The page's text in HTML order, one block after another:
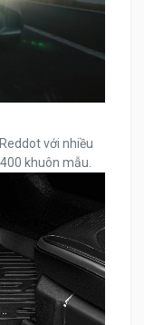
với nhiều
khuôn mẫu.